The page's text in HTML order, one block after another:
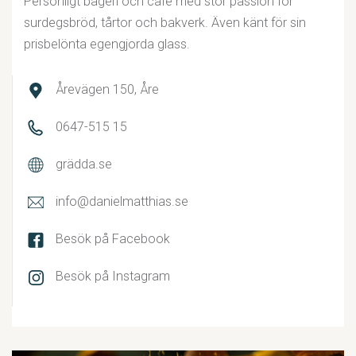
Hotell Fjällgården
Anrikt hotell med mysig atmosfär mitt i backen med
fin utomhuspool.
surdegsbröd, tårtor och bakverk. Även känt för sin
prisbelönta egengjorda glass.
Årevägen 150, Åre
0647-515 15
grädda.se
info@danielmatthias.se
Besök på Facebook
Besök på Instagram